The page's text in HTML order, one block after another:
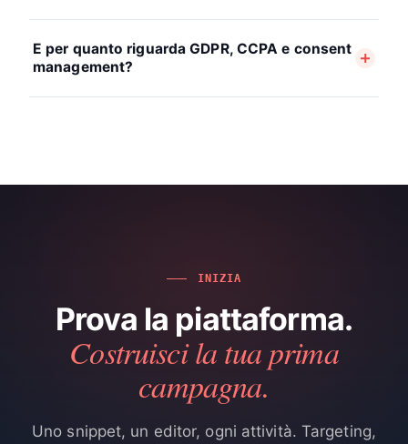
E per quanto riguarda GDPR, CCPA e consent
management?
INIZIA
Prova la piattaforma.
Costruisci la tua prima
campagna.
Uno snippet, un editor, ogni attività. Targeting,